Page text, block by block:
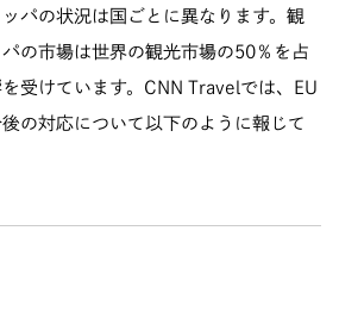
パの状況は国ごとに異なります。観
の市場は世界の観光市場の50％を占
受けています。CNN Travelでは、EU
の対応について以下のように報じて